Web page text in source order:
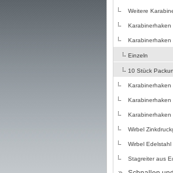
Weitere
Karabinerhaken
Einzeln
10 Stück
Karabinerhaken
Karabinerhaken
Wirbel
Wirbel Edelstahl
Stagreiter aus